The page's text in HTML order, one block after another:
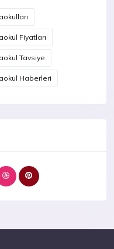
Fiyatları
Tavsiye
Haberleri